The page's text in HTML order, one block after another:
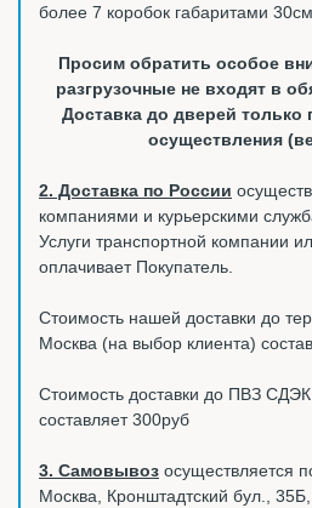
более 7 коробок габаритами
Просим обратить особое
разгрузочные не входят в
Доставка до дверей только
осуществления
2. Доставка по России
компаниями и курьерскими
Услуги транспортной компании
оплачивает Покупатель.
Стоимость нашей доставки до
Москва (на выбор клиента)
Стоимость доставки до ПВЗ
составляет 300руб
3. Самовывоз осуществляется
Москва, Кронштадтский бул.,